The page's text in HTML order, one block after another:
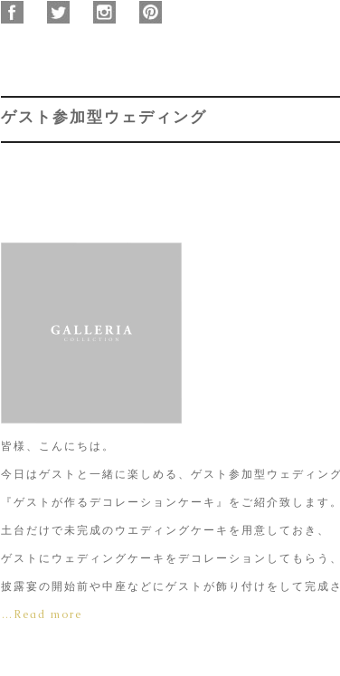
ゲスト参加型ウェディング
皆様、こんにちは。
今日はゲストと一緒に楽しめる、ゲスト参加型ウェディング
『ゲストが作るデコレーションケーキ』をご紹介致します。
土台だけで未完成のウエディングケーキを用意しておき、
ゲストにウェディングケーキをデコレーションしてもらう
披露宴の開始前や中座などにゲストが飾り付けをして完成
…Read more